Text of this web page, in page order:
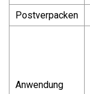
Postverpacken
Anwendung